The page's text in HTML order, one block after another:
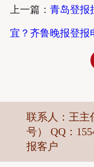
上一篇： 青岛登报
宜？齐鲁晚报登报
联系人：王主
号） QQ：
报客户